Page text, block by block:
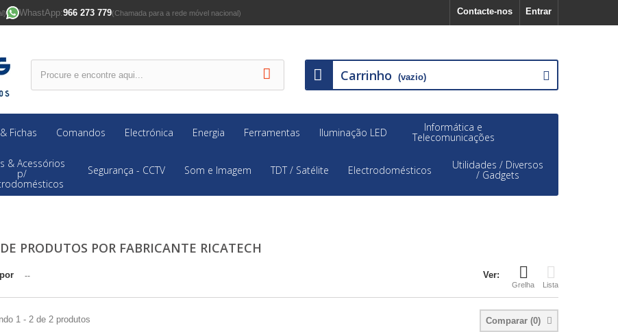
Entrar
Contacte-nos
WhastApp:966 273 779(Chamada para a rede móvel nacional)
Carrinho (vazio)
Fichas Comandos Electrónica Energia Ferramentas Iluminação LED Informática e
Telecomunicações
& Acessórios
p/ Segurança - CCTV Som e Imagem TDT / Satélite Electrodomésticos Utilidades / Diversos
/ Gadgets
PRODUTOS POR FABRICANTE RICATECH
Ver:
Grelha Lista
--
Comparar (0)
1 - 2 de 2 produtos